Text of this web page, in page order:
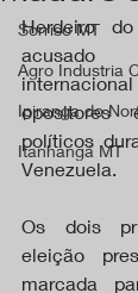
Sorriso MT
Agro Industria
Ipiranga do
Itanhangá MT
Herdeiro
acusado
opositores
políticos
Venezuela.
Os dois
eleição
marcada